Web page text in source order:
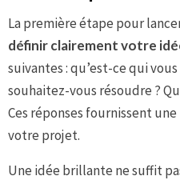
La première étape pour
définir clairement votre
suivantes : qu’est-ce qui
souhaitez-vous résoudre ?
Ces réponses fournissent
votre projet.
Une idée brillante ne suffit